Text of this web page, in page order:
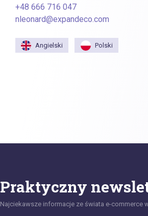
+48 666 716 047
nleonard@expandeco.com
Angielski Polski
Praktyczny
Najciekawsze informacje ze świata e-commerce